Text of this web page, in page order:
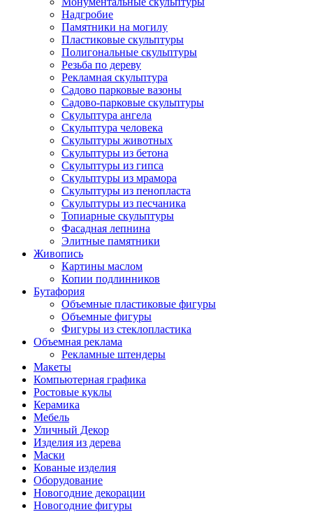
Надгробие
Памятники на могилу
Пластиковые скульптуры
Полигональные скульптуры
Резьба по дереву
Рекламная скульптура
Садово парковые вазоны
Садово-парковые скульптуры
Скульптура ангела
Скульптура человека
Скульптуры животных
Скульптуры из бетона
Скульптуры из гипса
Скульптуры из мрамора
Скульптуры из пенопласта
Скульптуры из песчаника
Топиарные скульптуры
Фасадная лепнина
Элитные памятники
Живопись
Картины маслом
Копии подлинников
Бутафория
Объемные пластиковые фигуры
Объемные фигуры
Фигуры из стеклопластика
Объемная реклама
Рекламные штендеры
Макеты
Компьютерная графика
Ростовые куклы
Керамика
Мебель
Уличный Декор
Изделия из дерева
Маски
Кованые изделия
Оборудование
Новогодние декорации
Новогодние фигуры